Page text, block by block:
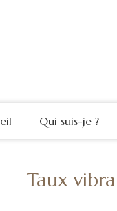
Qui suis-je ?
Taux